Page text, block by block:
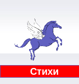
Стихи